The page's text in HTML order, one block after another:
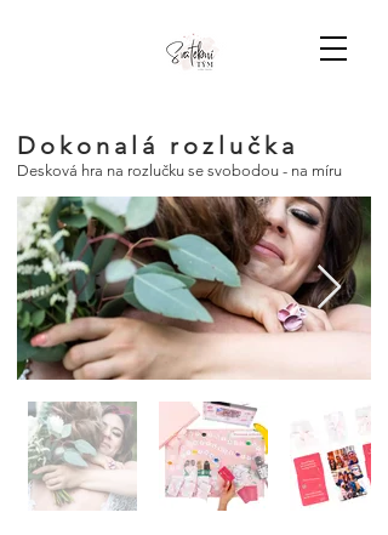
Dokonalá rozlučka
Desková hra na rozlučku se svobodou - na míru